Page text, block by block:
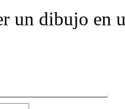
un dibujo en